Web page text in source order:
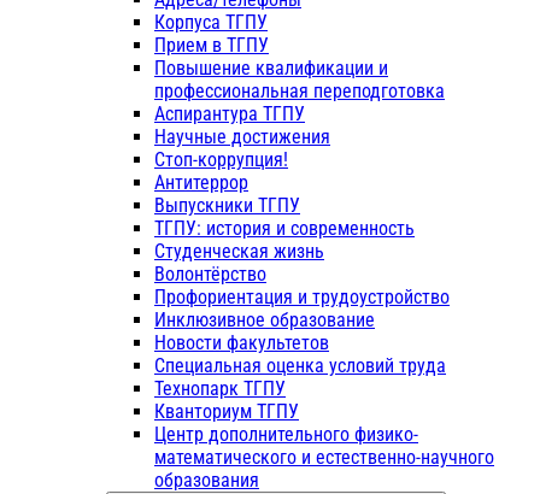
Корпуса ТГПУ
Прием в ТГПУ
Повышение квалификации и
профессиональная переподготовка
Аспирантура ТГПУ
Научные достижения
Стоп-коррупция!
Антитеррор
Выпускники ТГПУ
ТГПУ: история и современность
Студенческая жизнь
Волонтёрство
Профориентация и трудоустройство
Инклюзивное образование
Новости факультетов
Специальная оценка условий труда
Технопарк ТГПУ
Кванториум ТГПУ
Центр дополнительного физико-
математического и естественно-научного
образования